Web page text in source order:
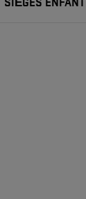
SIÈGES ENFANT